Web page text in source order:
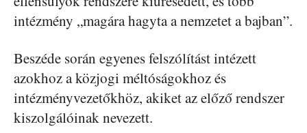
intézmény „magára hagyta a nemzetet a bajban”.
Beszéde során egyenes felszólítást intézett
azokhoz a közjogi méltóságokhoz és
intézményvezetőkhöz, akiket az előző rendszer
kiszolgálóinak nevezett.